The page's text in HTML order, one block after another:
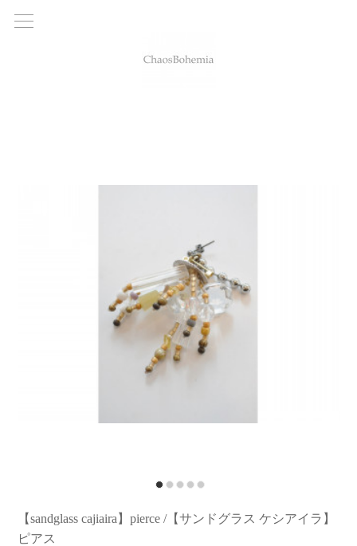
【sandglass cajiaira】pierce /【サンドグラス ケシアイラ】
ピアス